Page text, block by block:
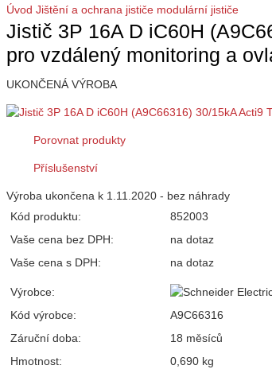
Úvod Jištění a ochrana jističe modulární jističe
Jistič 3P 16A D iC60H
pro vzdálený monitoring a
UKONČENÁ VÝROBA
Porovnat produkty
Příslušenství
Výroba ukončena k 1.11.2020 - bez náhrady
Kód produktu:
852003
Vaše cena bez DPH:
na dotaz
Vaše cena s DPH:
na dotaz
Výrobce:
Kód výrobce:
A9C66316
Záruční doba:
18 měsíců
Hmotnost:
0,690 kg